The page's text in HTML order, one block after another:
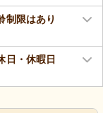
制限はあり
日・休暇日